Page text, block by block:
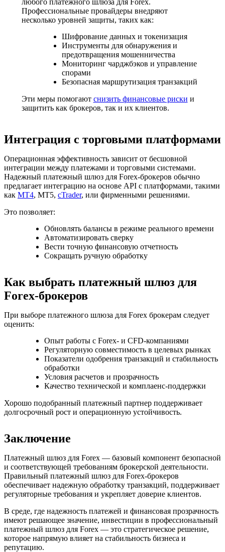
любого платежного шлюза для Forex.
Профессиональные провайдеры внедряют
несколько уровней защиты, таких как:
Шифрование данных и токенизация
Инструменты для обнаружения и
предотвращения мошенничества
Мониторинг чарджбэков и управление
спорами
Безопасная маршрутизация транзакций
Эти меры помогают снизить финансовые риски и
защитить как брокеров, так и их клиентов.
Интеграция с торговыми платформами
Операционная эффективность зависит от бесшовной
интеграции между платежами и торговыми системами.
Надежный платежный шлюз для Forex-брокеров обычно
предлагает интеграцию на основе API с платформами, такими
как MT4, MT5, cTrader, или фирменными решениями.
Это позволяет:
Обновлять балансы в режиме реального времени
Автоматизировать сверку
Вести точную финансовую отчетность
Сокращать ручную обработку
Как выбрать платежный шлюз для
Forex-брокеров
При выборе платежного шлюза для Forex брокерам следует
оценить:
Опыт работы с Forex- и CFD-компаниями
Регуляторную совместимость в целевых рынках
Показатели одобрения транзакций и стабильность
обработки
Условия расчетов и прозрачность
Качество технической и комплаенс-поддержки
Хорошо подобранный платежный партнер поддерживает
долгосрочный рост и операционную устойчивость.
Заключение
Платежный шлюз для Forex — базовый компонент безопасной
и соответствующей требованиям брокерской деятельности.
Правильный платежный шлюз для Forex-брокеров
обеспечивает надежную обработку транзакций, поддерживает
регуляторные требования и укрепляет доверие клиентов.
В среде, где надежность платежей и финансовая прозрачность
имеют решающее значение, инвестиции в профессиональный
платежный шлюз для Forex — это стратегическое решение,
которое напрямую влияет на стабильность бизнеса и
репутацию.